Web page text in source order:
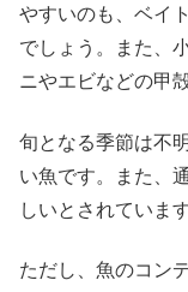
やすいのも、ベイ
でしょう。また、
ニやエビなどの甲
旬となる季節は不
い魚です。また、
しいとされています
ただし、魚のコン